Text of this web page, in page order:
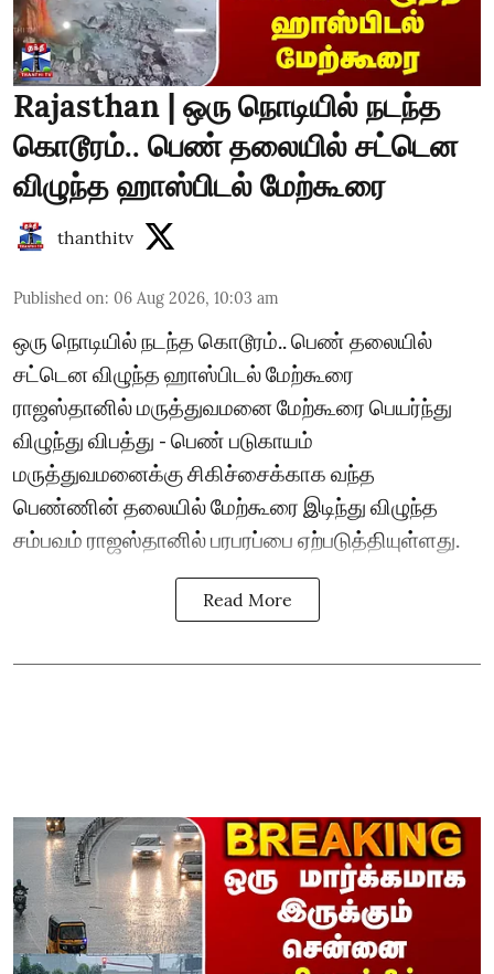
Rajasthan | ஒரு நொடியில் நடந்த
கொடூரம்.. பெண் தலையில் சட்டென
விழுந்த ஹாஸ்பிடல் மேற்கூரை
thanthitv
Published on: 06 Aug 2026, 10:03 am
ஒரு நொடியில் நடந்த கொடூரம்.. பெண் தலையில்
சட்டென விழுந்த ஹாஸ்பிடல் மேற்கூரை
ராஜஸ்தானில் மருத்துவமனை மேற்கூரை பெயர்ந்து
விழுந்து விபத்து - பெண் படுகாயம்
மருத்துவமனைக்கு சிகிச்சைக்காக வந்த
பெண்ணின் தலையில் மேற்கூரை இடிந்து விழுந்த
சம்பவம் ராஜஸ்தானில் பரபரப்பை ஏற்படுத்தியுள்ளது.
Read More